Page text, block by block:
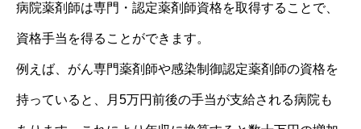
病院薬剤師は専門・認定薬剤師資格を取得することで、
資格手当を得ることができます。
例えば、がん専門薬剤師や感染制御認定薬剤師の資格を
持っていると、月5万円前後の手当が支給される病院も